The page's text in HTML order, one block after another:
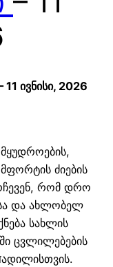
ივნისი, 2026
ძიების
რომ დრო
და ახლობელ
სახლის
ცვლილებების